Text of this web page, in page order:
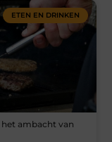
ETEN EN DRINKEN
ambacht van